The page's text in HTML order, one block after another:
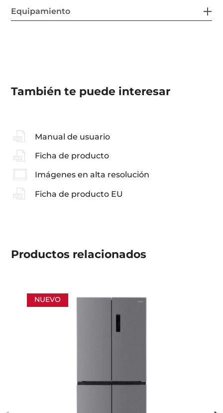
Equipamiento
También te puede interesar
Manual de usuario
Ficha de producto
Imágenes en alta resolución
Ficha de producto EU
Productos relacionados
NUEVO